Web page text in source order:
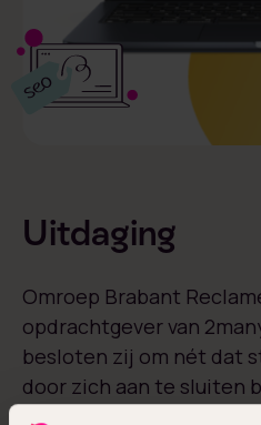
Uitdaging
Omroep Brabant
opdrachtgever van
besloten zij om nét dat
door zich aan te sluiten
traject. De uitdaging